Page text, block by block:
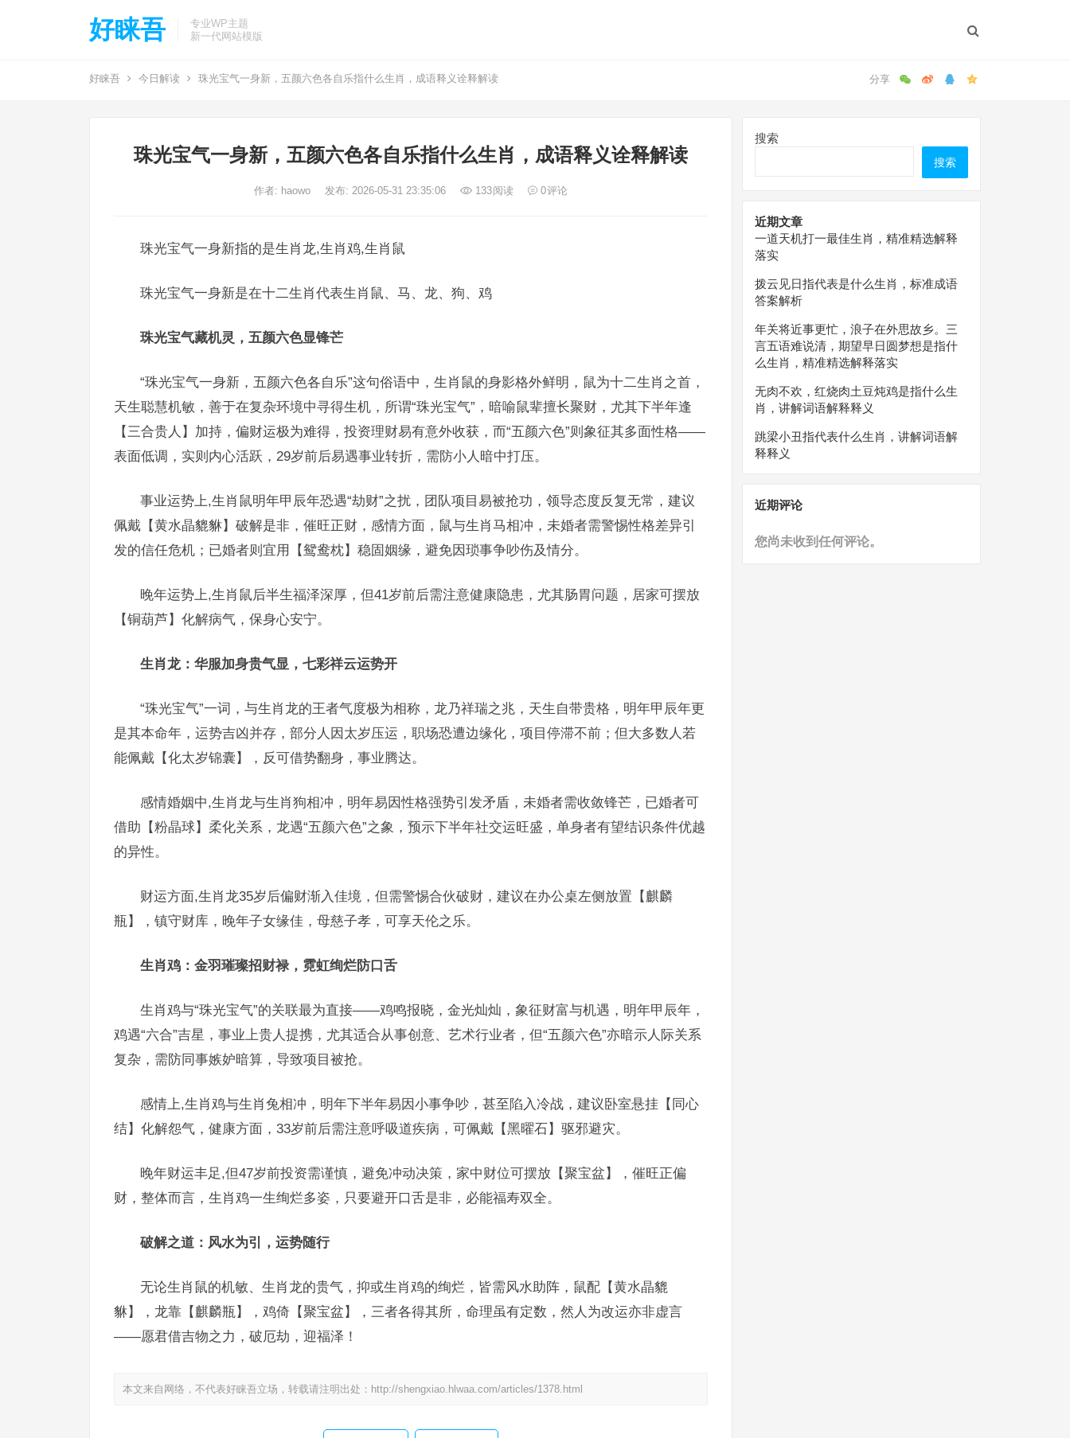
好睐吾
专业WP主题
新一代网站模版
好睐吾 今日解读 珠光宝气一身新，五颜六色各自乐指什么生肖，成语释义诠释解读
珠光宝气一身新，五颜六色各自乐指什么生肖，成语释义诠释解读
作者: haowo 发布: 2026-05-31 23:35:06 133阅读 0评论
珠光宝气一身新指的是生肖龙,生肖鸡,生肖鼠
珠光宝气一身新是在十二生肖代表生肖鼠、马、龙、狗、鸡
珠光宝气藏机灵，五颜六色显锋芒
“珠光宝气一身新，五颜六色各自乐”这句俗语中，生肖鼠的身影格外鲜明，鼠为十二生肖之首，
天生聪慧机敏，善于在复杂环境中寻得生机，所谓“珠光宝气”，暗喻鼠辈擅长聚财，尤其下半年逢
【三合贵人】加持，偏财运极为难得，投资理财易有意外收获，而“五颜六色”则象征其多面性格——
表面低调，实则内心活跃，29岁前后易遇事业转折，需防小人暗中打压。
事业运势上,生肖鼠明年甲辰年恐遇“劫财”之扰，团队项目易被抢功，领导态度反复无常，建议
佩戴【黄水晶貔貅】破解是非，催旺正财，感情方面，鼠与生肖马相冲，未婚者需警惕性格差异引
发的信任危机；已婚者则宜用【鸳鸯枕】稳固姻缘，避免因琐事争吵伤及情分。
晚年运势上,生肖鼠后半生福泽深厚，但41岁前后需注意健康隐患，尤其肠胃问题，居家可摆放
【铜葫芦】化解病气，保身心安宁。
生肖龙：华服加身贵气显，七彩祥云运势开
“珠光宝气”一词，与生肖龙的王者气度极为相称，龙乃祥瑞之兆，天生自带贵格，明年甲辰年更
是其本命年，运势吉凶并存，部分人因太岁压运，职场恐遭边缘化，项目停滞不前；但大多数人若
能佩戴【化太岁锦囊】，反可借势翻身，事业腾达。
感情婚姻中,生肖龙与生肖狗相冲，明年易因性格强势引发矛盾，未婚者需收敛锋芒，已婚者可
借助【粉晶球】柔化关系，龙遇“五颜六色”之象，预示下半年社交运旺盛，单身者有望结识条件优越
的异性。
财运方面,生肖龙35岁后偏财渐入佳境，但需警惕合伙破财，建议在办公桌左侧放置【麒麟
瓶】，镇守财库，晚年子女缘佳，母慈子孝，可享天伦之乐。
生肖鸡：金羽璀璨招财禄，霓虹绚烂防口舌
生肖鸡与“珠光宝气”的关联最为直接——鸡鸣报晓，金光灿灿，象征财富与机遇，明年甲辰年，
鸡遇“六合”吉星，事业上贵人提携，尤其适合从事创意、艺术行业者，但“五颜六色”亦暗示人际关系
复杂，需防同事嫉妒暗算，导致项目被抢。
感情上,生肖鸡与生肖兔相冲，明年下半年易因小事争吵，甚至陷入冷战，建议卧室悬挂【同心
结】化解怨气，健康方面，33岁前后需注意呼吸道疾病，可佩戴【黑曜石】驱邪避灾。
晚年财运丰足,但47岁前投资需谨慎，避免冲动决策，家中财位可摆放【聚宝盆】，催旺正偏
财，整体而言，生肖鸡一生绚烂多姿，只要避开口舌是非，必能福寿双全。
破解之道：风水为引，运势随行
无论生肖鼠的机敏、生肖龙的贵气，抑或生肖鸡的绚烂，皆需风水助阵，鼠配【黄水晶貔
貅】，龙靠【麒麟瓶】，鸡倚【聚宝盆】，三者各得其所，命理虽有定数，然人为改运亦非虚言
——愿君借吉物之力，破厄劫，迎福泽！
本文来自网络，不代表好睐吾立场，转载请注明出处： http://shengxiao.hlwaa.com/articles/1378.html
搜索
搜索
近期文章
一道天机打一最佳生肖，精准精选解释
落实
拨云见日指代表是什么生肖，标准成语
答案解析
年关将近事更忙，浪子在外思故乡。三
言五语难说清，期望早日圆梦想是指什
么生肖，精准精选解释落实
无肉不欢，红烧肉土豆炖鸡是指什么生
肖，讲解词语解释释义
跳梁小丑指代表什么生肖，讲解词语解
释释义
近期评论
您尚未收到任何评论。